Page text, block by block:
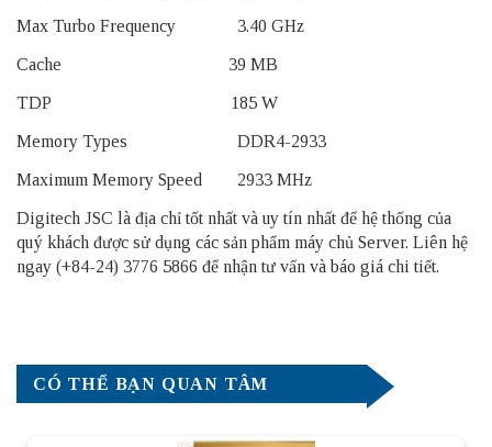
Max Turbo Frequency 3.40 GHz
Cache 39 MB
TDP 185 W
Memory Types DDR4-2933
Maximum Memory Speed 2933 MHz
Digitech JSC là địa chỉ tốt nhất và uy tín nhất để hệ thống của
quý khách được sử dụng các sản phẩm máy chủ Server. Liên hệ
ngay (+84-24) 3776 5866 để nhận tư vấn và báo giá chi tiết.
CÓ THỂ BẠN QUAN TÂM